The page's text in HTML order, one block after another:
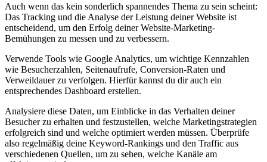
Auch wenn das kein sonderlich spannendes Thema zu sein scheint:
Das Tracking und die Analyse der Leistung deiner Website ist
entscheidend, um den Erfolg deiner Website-Marketing-
Bemühungen zu messen und zu verbessern.
Verwende Tools wie Google Analytics, um wichtige Kennzahlen
wie Besucherzahlen, Seitenaufrufe, Conversion-Raten und
Verweildauer zu verfolgen. Hierfür kannst du dir auch ein
entsprechendes Dashboard erstellen.
Analysiere diese Daten, um Einblicke in das Verhalten deiner
Besucher zu erhalten und festzustellen, welche Marketingstrategien
erfolgreich sind und welche optimiert werden müssen. Überprüfe
also regelmäßig deine Keyword-Rankings und den Traffic aus
verschiedenen Quellen, um zu sehen, welche Kanäle am